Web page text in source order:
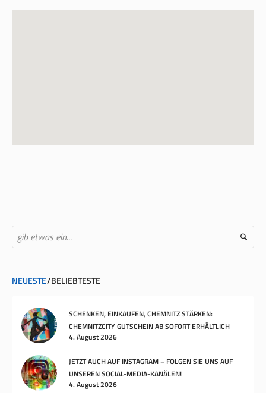
NEUESTE BELIEBTESTE
SCHENKEN, EINKAUFEN, CHEMNITZ STÄRKEN:
CHEMNITZCITY GUTSCHEIN AB SOFORT ERHÄLTLICH
4. August 2026
JETZT AUCH AUF INSTAGRAM – FOLGEN SIE UNS AUF
UNSEREN SOCIAL-MEDIA-KANÄLEN!
4. August 2026